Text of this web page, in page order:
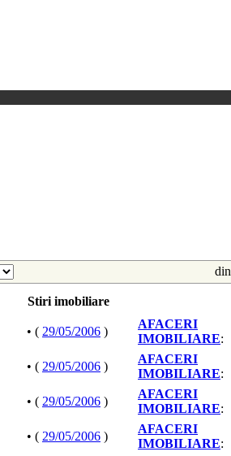
Stiri imobiliare
• ( 29/05/2006 )
AFACERI
IMOBILIARE:
• ( 29/05/2006 )
AFACERI
IMOBILIARE:
• ( 29/05/2006 )
AFACERI
IMOBILIARE:
• ( 29/05/2006 )
AFACERI
IMOBILIARE: